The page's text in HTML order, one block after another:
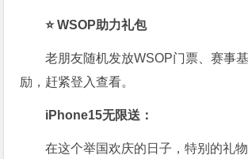
⭐ WSOP助力礼包
老朋友随机发放WSOP门票、赛事
励，赶紧登入查看。
iPhone15无限送：
在这个举国欢庆的日子，特别的礼